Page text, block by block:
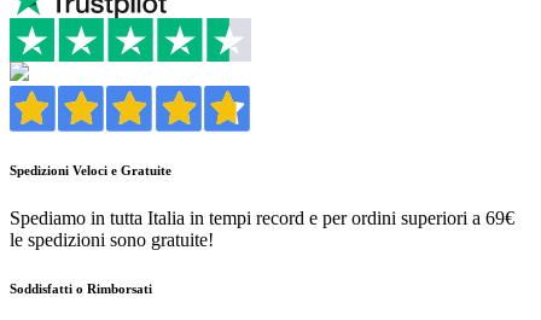
Spedizioni Veloci e Gratuite
Spediamo in tutta Italia in tempi record e per ordini superiori a 69€
le spedizioni sono gratuite!
Soddisfatti o Rimborsati